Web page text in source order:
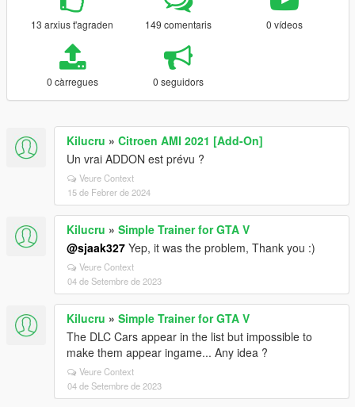
13 arxius t'agraden 149 comentaris 0 vídeos
0 càrregues 0 seguidors
Kilucru » Citroen AMI 2021 [Add-On]
Un vrai ADDON est prévu ?
Veure Context
15 de Febrer de 2024
Kilucru » Simple Trainer for GTA V
@sjaak327 Yep, it was the problem, Thank you :)
Veure Context
04 de Setembre de 2023
Kilucru » Simple Trainer for GTA V
The DLC Cars appear in the list but impossible to
make them appear ingame... Any idea ?
Veure Context
04 de Setembre de 2023